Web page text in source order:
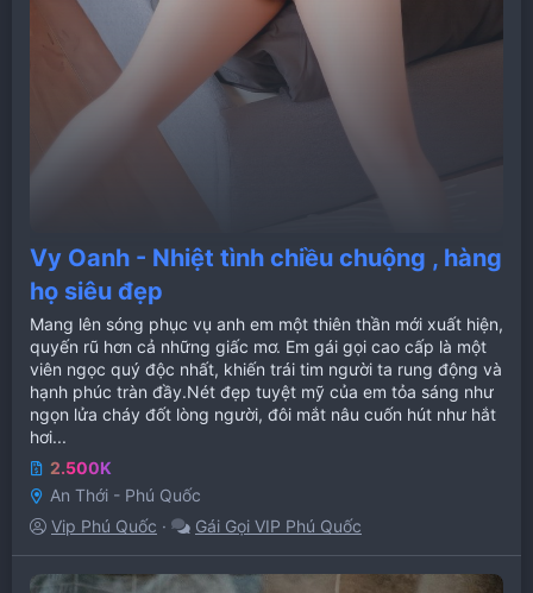
Vy Oanh - Nhiệt tình chiều chuộng , hàng
họ siêu đẹp
Mang lên sóng phục vụ anh em một thiên thần mới xuất hiện,
quyến rũ hơn cả những giấc mơ. Em gái gọi cao cấp là một
viên ngọc quý độc nhất, khiến trái tim người ta rung động và
hạnh phúc tràn đầy.Nét đẹp tuyệt mỹ của em tỏa sáng như
ngọn lửa cháy đốt lòng người, đôi mắt nâu cuốn hút như hắt
hơi...
2.500K
An Thới - Phú Quốc
Vip Phú Quốc
Gái Gọi VIP Phú Quốc